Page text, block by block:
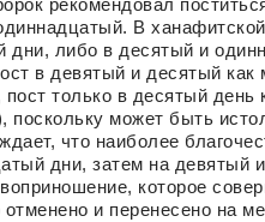
рекомендовал
В
дни, либо в десятый и
в девятый и десятый
только в десятый день
поскольку может быть
что наиболее
дни, затем на девятый
которое
и перенесено на